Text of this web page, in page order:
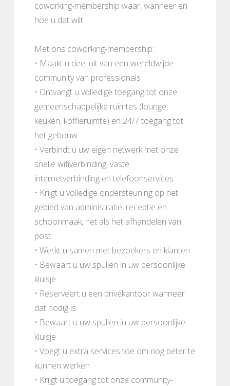
coworking-membership waar, wanneer en
hoe u dat wilt.
Met ons coworking-membership:
• Maakt u deel uit van een wereldwijde
community van professionals
• Ontvangt u volledige toegang tot onze
gemeenschappelijke ruimtes (lounge,
keuken, koffieruimte) en 24/7 toegang tot
het gebouw
• Verbindt u uw eigen netwerk met onze
snelle wifiverbinding, vaste
internetverbinding en telefoonservices
• Krijgt u volledige ondersteuning op het
gebied van administratie, receptie en
schoonmaak, net als het afhandelen van
post
• Werkt u samen met bezoekers en klanten
• Bewaart u uw spullen in uw persoonlijke
kluisje
• Reserveert u een privékantoor wanneer
dat nodig is
• Bewaart u uw spullen in uw persoonlijke
kluisje
• Voegt u extra services toe om nog beter te
kunnen werken
• Krijgt u toegang tot onze community-